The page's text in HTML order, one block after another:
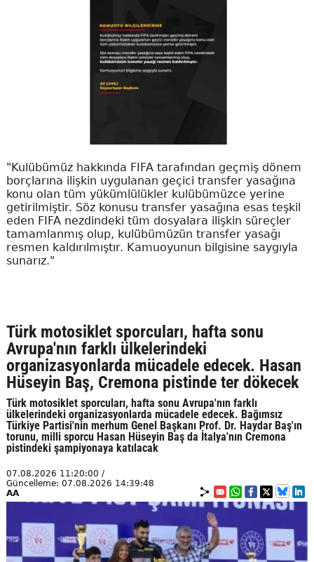
"Kulübümüz hakkında FIFA tarafından geçmiş dönem
borçlarına ilişkin uygulanan geçici transfer yasağına
konu olan tüm yükümlülükler kulübümüzce yerine
getirilmiştir. Söz konusu transfer yasağına esas teşkil
eden FIFA nezdindeki tüm dosyalara ilişkin süreçler
tamamlanmış olup, kulübümüzün transfer yasağı
resmen kaldırılmıştır. Kamuoyunun bilgisine saygıyla
sunarız."
Türk motosiklet sporcuları, hafta sonu
Avrupa'nın farklı ülkelerindeki
organizasyonlarda mücadele edecek. Hasan
Hüseyin Baş, Cremona pistinde ter dökecek
Türk motosiklet sporcuları, hafta sonu Avrupa'nın farklı
ülkelerindeki organizasyonlarda mücadele edecek. Bağımsız
Türkiye Partisi'nin merhum Genel Başkanı Prof. Dr. Haydar Baş'ın
torunu, milli sporcu Hasan Hüseyin Baş da İtalya'nın Cremona
pistindeki şampiyonaya katılacak
07.08.2026 11:20:00 /
Güncelleme: 07.08.2026 14:39:48
AA